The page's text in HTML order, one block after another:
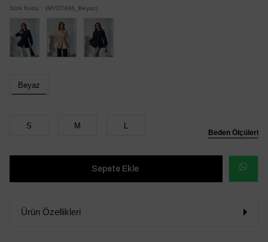
Stok Kodu (MYD7496_Beyaz)
Beden Ölçüleri
Beyaz
S M L
SİPARİŞ
Ürün Özellikleri